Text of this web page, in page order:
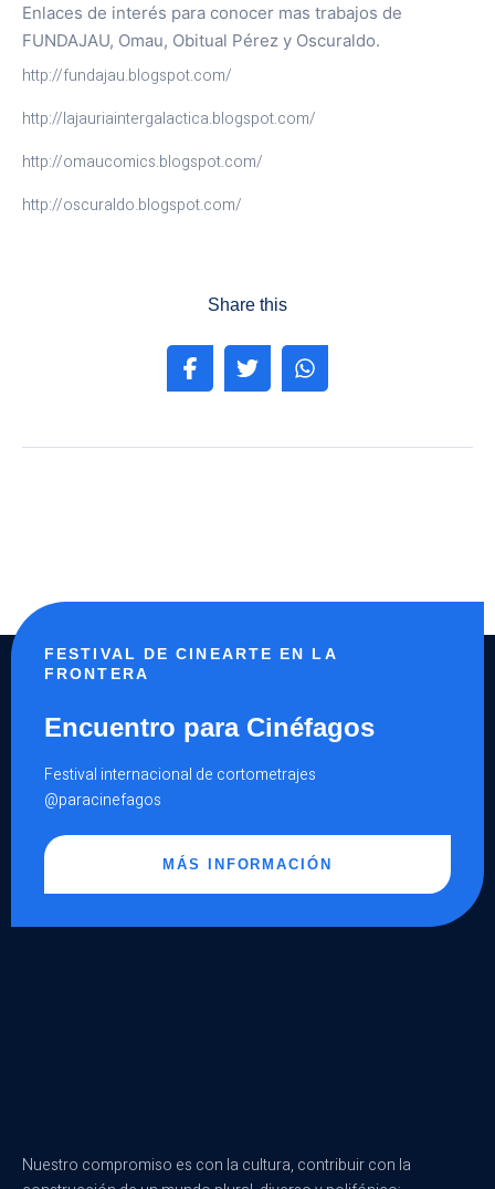
Enlaces de interés para conocer mas trabajos de
FUNDAJAU, Omau, Obitual Pérez y Oscuraldo.
http://fundajau.blogspot.com/
http://lajauriaintergalactica.blogspot.com/
http://omaucomics.blogspot.com/
http://oscuraldo.blogspot.com/
Share this
FESTIVAL DE CINEARTE EN LA
FRONTERA
Encuentro para Cinéfagos
Festival internacional de cortometrajes
@paracinefagos
MÁS INFORMACIÓN
Nuestro compromiso es con la cultura, contribuir con la